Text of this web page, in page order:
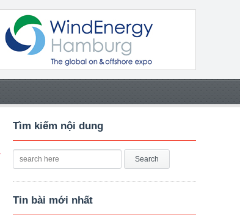
Tìm kiếm nội dung
Tin bài mới nhất